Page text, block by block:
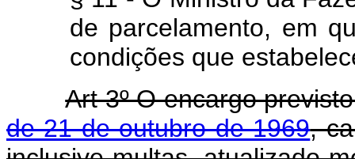
de parcelamento, em
condições que
Art 3º O encargo
de 21 de outubro de 1969,